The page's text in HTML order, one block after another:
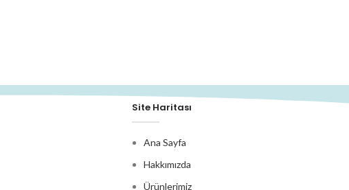
Site Haritası
Ana Sayfa
Hakkımızda
Ürünlerimiz